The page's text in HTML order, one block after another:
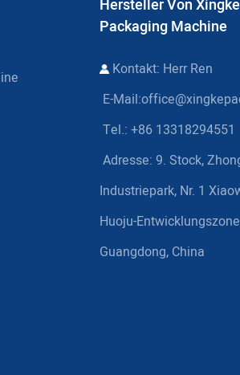
Hersteller Von
Packaging Machine
Kontakt: Herr Ren
E-Mail:
Tel.: +86 13318294551
Adresse: 9. Stock,
Industriepark, Nr. 1
Huoju-
Guangdong, China